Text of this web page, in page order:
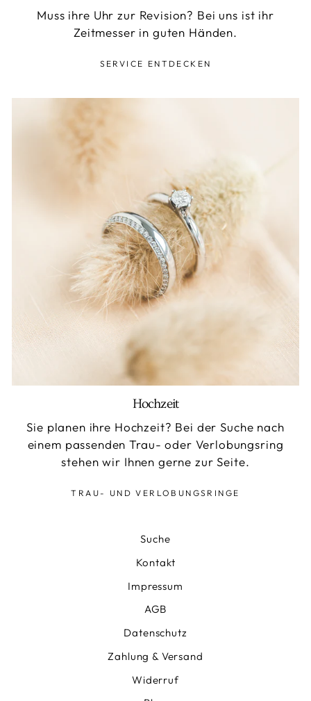
Muss ihre Uhr zur Revision? Bei uns ist ihr
Zeitmesser in guten Händen.
SERVICE ENTDECKEN
Hochzeit
Sie planen ihre Hochzeit? Bei der Suche nach
einem passenden Trau- oder Verlobungsring
stehen wir Ihnen gerne zur Seite.
TRAU- UND VERLOBUNGSRINGE
Suche
Kontakt
Impressum
AGB
Datenschutz
Zahlung & Versand
Widerruf